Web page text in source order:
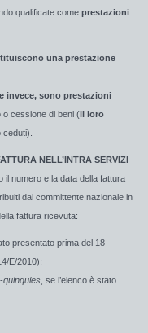
qualificate come prestazioni
una prestazione
invece, sono prestazioni
o cessione di beni (il loro
NELL’INTRA SERVIZI
il numero e la data della fattura
dal committente nazionale in
fattura ricevuta:
presentato prima del 18
E/2010);
quinquies , se l’elenco è stato